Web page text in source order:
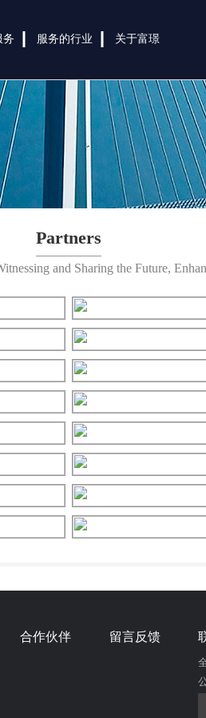
务 服务的行业 关于富璟
Partners
and Sharing the Future,
合作伙伴 留言反馈